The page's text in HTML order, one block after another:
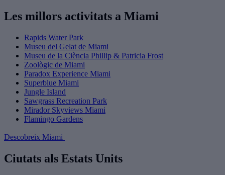
Les millors activitats a Miami
Rapids Water Park
Museu del Gelat de Miami
Museu de la Ciència Phillip & Patricia Frost
Zoològic de Miami
Paradox Experience Miami
Superblue Miami
Jungle Island
Sawgrass Recreation Park
Mirador Skyviews Miami
Flamingo Gardens
Descobreix Miami
Ciutats als Estats Units